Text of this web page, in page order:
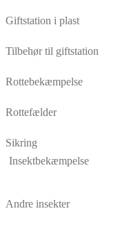
Giftstation i plast
Tilbehør til giftstation
Rottebekæmpelse
Rottefælder
Sikring
Insektbekæmpelse
Andre insekter